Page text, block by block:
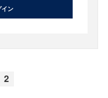
イン
2